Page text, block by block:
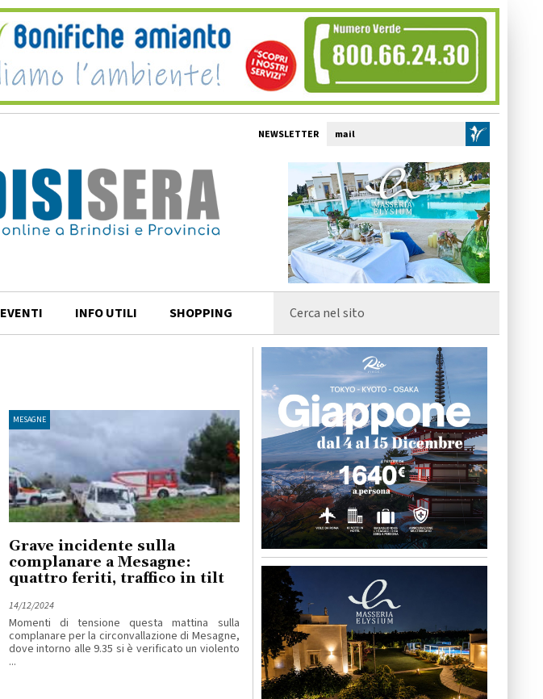
NEWSLETTER
EVENTI INFO UTILI SHOPPING
MESAGNE
Grave incidente sulla
complanare a Mesagne:
quattro feriti, traffico in tilt
14/12/2024
Momenti di tensione questa mattina sulla
complanare per la circonvallazione di Mesagne,
dove intorno alle 9.35 si è verificato un violento
...